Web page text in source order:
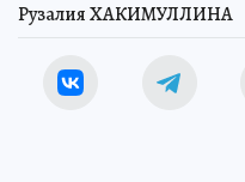
Рузалия ХАКИМУЛЛИНА